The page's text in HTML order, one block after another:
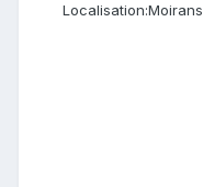
Localisation:Moirans